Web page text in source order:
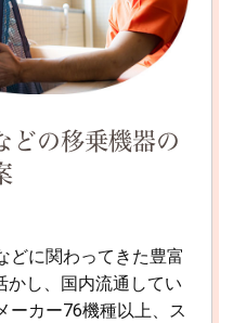
どの移乗機器の
どに関わってきた豊富
かし、国内流通してい
ーカー76機種以上、ス